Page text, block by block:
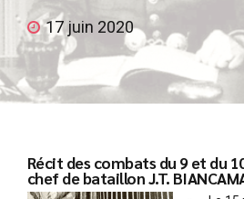
17 juin 2020
Récit des combats du 9 et du
chef de bataillon J.T.